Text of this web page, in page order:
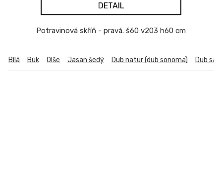
DETAIL
Potravinová skříň - pravá. š60 v203 h60 cm
Bílá Buk Olše Jasan šedý Dub natur (dub sonoma) Dub